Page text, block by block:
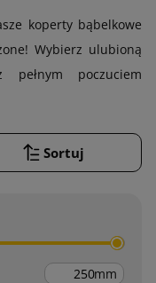
koperty bąbelkowe
Wybierz ulubioną
poczuciem
Sortuj
mm